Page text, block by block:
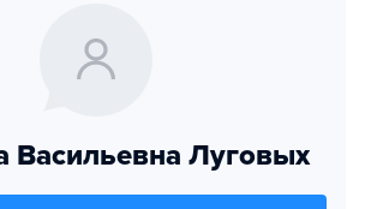
Васильевна Луговых